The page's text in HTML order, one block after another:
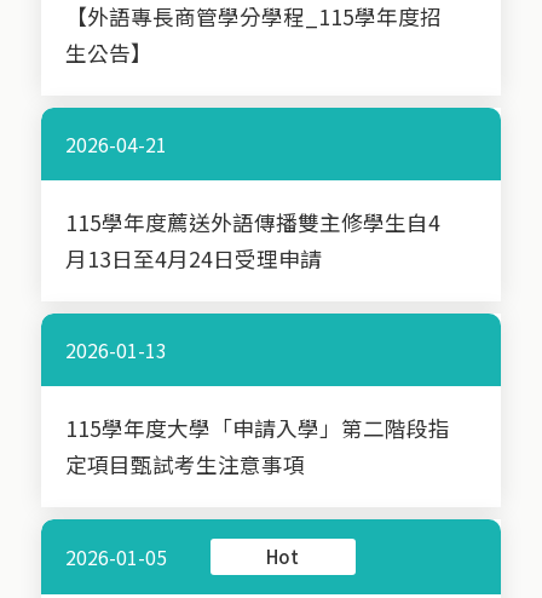
【外語專長商管學分學程_115學年度招
生公告】
2026-04-21
115學年度薦送外語傳播雙主修學生自4
月13日至4月24日受理申請
2026-01-13
115學年度大學「申請入學」第二階段指
定項目甄試考生注意事項
2026-01-05 Hot